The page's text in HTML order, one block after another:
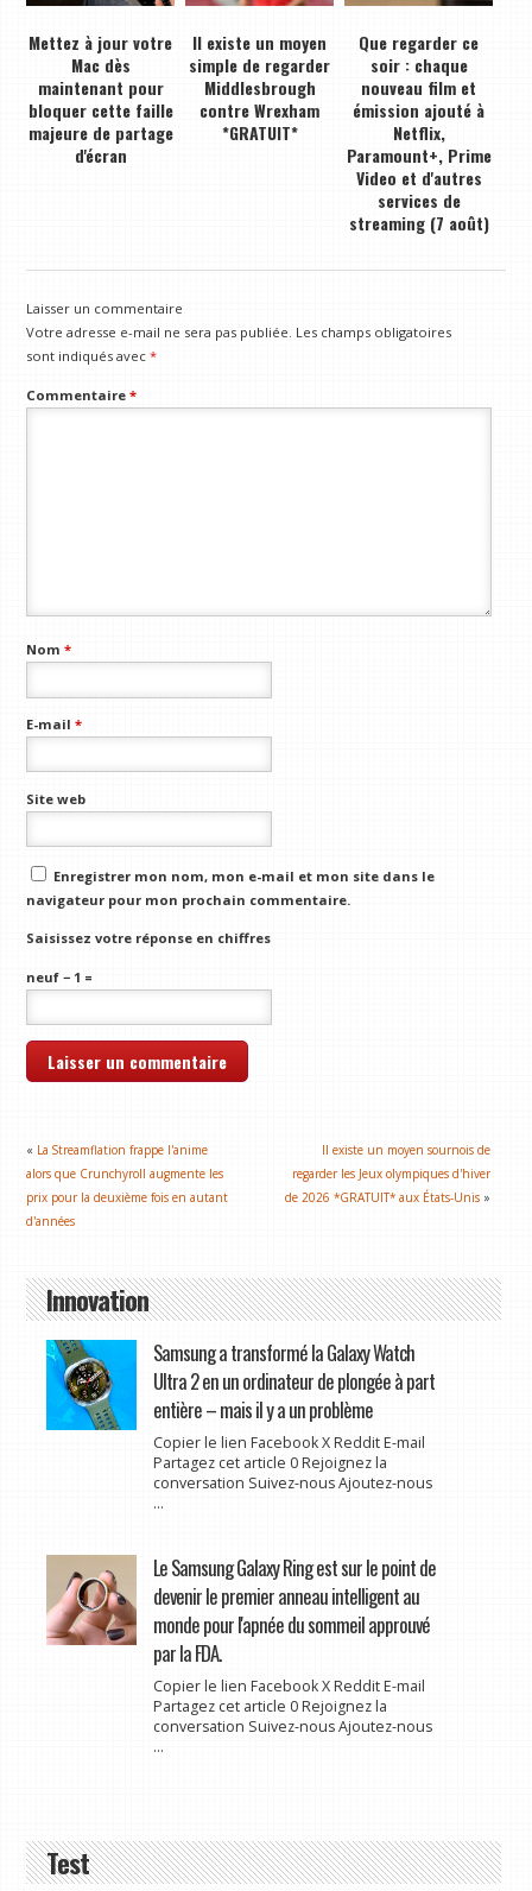
Mettez à jour votre
Mac dès
maintenant pour
bloquer cette faille
majeure de partage
d'écran
Il existe un moyen
simple de regarder
Middlesbrough
contre Wrexham
*GRATUIT*
Que regarder ce
soir : chaque
nouveau film et
émission ajouté à
Netflix,
Paramount+, Prime
Video et d'autres
services de
streaming (7 août)
Laisser un commentaire
Votre adresse e-mail ne sera pas publiée. Les champs obligatoires
sont indiqués avec*
Commentaire*
Nom*
E-mail*
Site web
Enregistrer mon nom, mon e-mail et mon site dans le
navigateur pour mon prochain commentaire.
Saisissez votre réponse en chiffres
neuf − 1 =
« La Streamflation frappe l'anime
alors que Crunchyroll augmente les
prix pour la deuxième fois en autant
d'années
Il existe un moyen sournois de
regarder les Jeux olympiques d'hiver
de 2026 *GRATUIT* aux États-Unis »
Innovation
Samsung a transformé la Galaxy Watch
Ultra 2 en un ordinateur de plongée à part
entière – mais il y a un problème
Copier le lien Facebook X Reddit E-mail
Partagez cet article 0 Rejoignez la
conversation Suivez-nous Ajoutez-nous
...
Le Samsung Galaxy Ring est sur le point de
devenir le premier anneau intelligent au
monde pour l'apnée du sommeil approuvé
par la FDA.
Copier le lien Facebook X Reddit E-mail
Partagez cet article 0 Rejoignez la
conversation Suivez-nous Ajoutez-nous
...
Test